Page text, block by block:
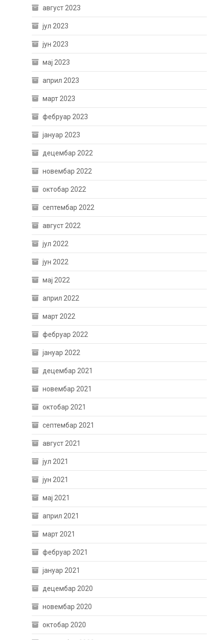
август 2023
јул 2023
јун 2023
мај 2023
април 2023
март 2023
фебруар 2023
јануар 2023
децембар 2022
новембар 2022
октобар 2022
септембар 2022
август 2022
јул 2022
јун 2022
мај 2022
април 2022
март 2022
фебруар 2022
јануар 2022
децембар 2021
новембар 2021
октобар 2021
септембар 2021
август 2021
јул 2021
јун 2021
мај 2021
април 2021
март 2021
фебруар 2021
јануар 2021
децембар 2020
новембар 2020
октобар 2020